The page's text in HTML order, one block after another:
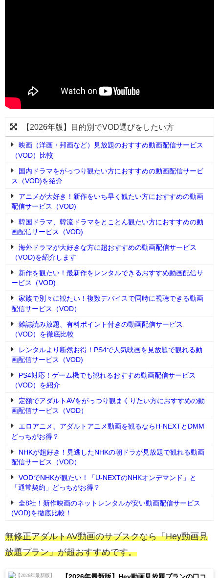
【2026年版】目的別でVOD選びをしたい方
映画（洋画・邦画など）見放題のおすすめ動画配信サービス
（VOD）比較
国内ドラマをがっつり観たい方におすすめの動画配信サービ
ス（VOD)を紹介
アニメが大好き！新作をいち早く観たい方におすすめの動画
配信サービス（VOD)
韓国ドラマ、韓流ドラマをとことん観たい方におすすめの動
画配信サービス（VOD)
海外ドラマが大好きな方に超おすすめの動画配信サービス
（VOD)を紹介します
新作を観たい！最新作をレンタルできるおすすめ動画配信サ
ービス（VOD)
家族で別々に観たい！複数デバイスで同時に視聴できる動画
配信サービス（VOD）
雑誌読み放題、有料ポイント付きの動画配信サービス
（VOD）を徹底比較
レンタルより断然お得！PS4で人気映画を見放題で観れる動
画配信サービス（VOD)
PS4対応！ゲーム機でも観れるおすすめ動画配信サービス
（VOD）を紹介
定額でアダルトAVをがっつり観まくりたい方におすすめの動
画配信サービス（VOD）
エロアニメ、アダルトアニメ動画を観るならH-NEXTとDMM
どっちがお得？
NHKが超好き！見逃したNHKの朝ドラが見放題で観れる動画
配信サービス（VOD）
VODでNHKが観たい！「U-NEXTのNHKオンデマンド」と
「通常契約」どっちがお得？
全8社！新作映画のネットレンタルが安い動画配信サービス
(VOD)を徹底比較！
無修正アダルトAV動画のサブスクなら「Hey動画見
放題プラン」が超おすすめです。
【2026年最新版】Hey動画見放題プランの口コ